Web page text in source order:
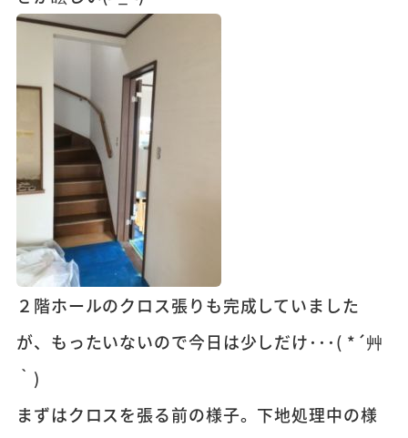
２階ホールのクロス張りも完成していました
が、もったいないので今日は少しだけ･･･( *´艸
｀)
まずはクロスを張る前の様子。下地処理中の様